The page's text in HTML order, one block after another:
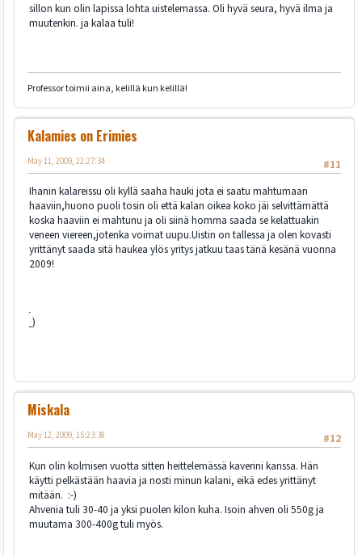
sillon kun olin lapissa lohta uistelemassa. Oli hyvä seura, hyvä ilma ja
muutenkin. ja kalaa tuli!
Professor toimii aina, kelillä kun kelillä!
Kalamies on Erimies
#11
May 11, 2009, 22:27:34
Ihanin kalareissu oli kyllä saaha hauki jota ei saatu mahtumaan
haaviin,huono puoli tosin oli että kalan oikea koko jäi selvittämättä
koska haaviin ei mahtunu ja oli siinä homma saada se kelattuakin
veneen viereen,jotenka voimat uupu.Uistin on tallessa ja olen kovasti
yrittänyt saada sitä haukea ylös yritys jatkuu taas tänä kesänä vuonna
2009!
Miskala
#12
May 12, 2009, 15:23:38
Kun olin kolmisen vuotta sitten heittelemässä kaverini kanssa. Hän
käytti pelkästään haavia ja nosti minun kalani, eikä edes yrittänyt
mitään. :-)
Ahvenia tuli 30-40 ja yksi puolen kilon kuha. Isoin ahven oli 550g ja
muutama 300-400g tuli myös.